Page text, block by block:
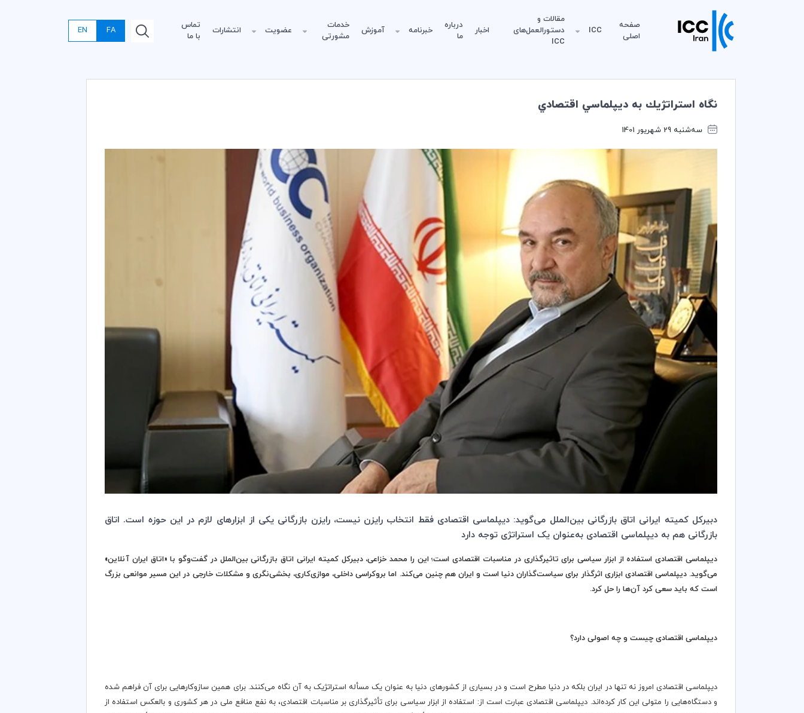
صفحه
اصلی
ICC
مقالات و
دستورالعمل‌های
ICC
اخبار
درباره
ما
خبرنامه آموزش
خدمات
مشورتی
عضویت انتشارات
تماس
با ما
FA
EN
نگاه استراتژيك به ديپلماسي اقتصادي
سه‌شنبه 29 شهریور 1401
دبیرکل کمیته ایرانی اتاق بازرگانی بین‌الملل می‌گوید: دیپلماسی اقتصادی فقط انتخاب رایزن نیست، رایزن بازرگانی یکی از ابزارهای لازم در این حوزه است. اتاق
بازرگانی هم به دیپلماسی اقتصادی به‌عنوان یک استراتژی توجه دارد
دیپلماسی اقتصادی استفاده از ابزار سیاسی برای تاثیرگذاری در مناسبات اقتصادی است؛ این را محمد خزاعی، دبیرکل کمیته ایرانی اتاق بازرگانی بین‌الملل در گفت‌وگو با «اتاق ایران آنلاین»
می‌گوید. دیپلماسی اقتصادی ابزاری اثرگذار برای سیاست‌گذاران دنیا است و ایران هم چنین می‌کند. اما بروکراسی داخلی، موازی‌کاری، بخشی‌نگری و مشکلات خارجی در این مسیر موانعی بزرگ
است که باید سعی کرد آن‌ها را حل کرد.
دیپلماسی اقتصادی چیست و چه اصولی دارد؟
دیپلماسی اقتصادی امروز نه تنها در ایران بلکه در دنیا مطرح است و در بسیاری از کشورهای دنیا به عنوان یک مسأله استراتژیک به آن نگاه می‌کنند. برای همین سازوکارهایی برای آن فراهم شده
و دستگاه‌هایی را متولی این کار کرده‌اند. دیپلماسی اقتصادی عبارت است از: استفاده از ابزار سیاسی برای تأثیرگذاری بر مناسبات اقتصادی، به نفع منافع ملی در هر کشوری و بالعکس استفاده از